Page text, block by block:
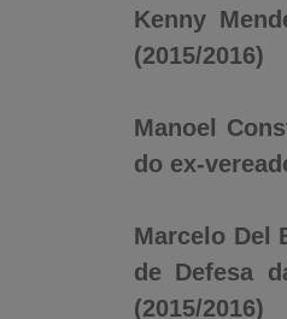
Kenny
(2015/2016)
Manoel
do ex-
Marcelo Del
de Defesa
(2015/2016)